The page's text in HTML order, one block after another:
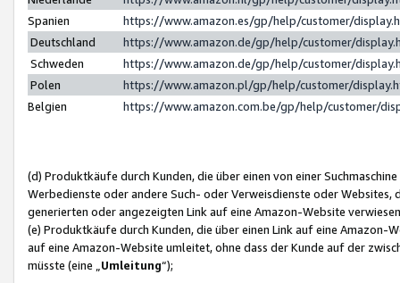
Spanien
https://www.amazon.es/gp/help/customer/
Deutschland
https://www.amazon.de/gp/help/customer/
Schweden
https://www.amazon.de/gp/help/customer/
Polen
https://www.amazon.pl/gp/help/customer/
Belgien
https://www.amazon.com.be/gp/help/customer/
(d) Produktkäufe durch Kunden, die über einen von einer
Werbedienste oder andere Such- oder Verweisdienste oder Websites,
generierten oder angezeigten Link auf eine Amazon-Website
(e) Produktkäufe durch Kunden, die über einen Link auf eine
auf eine Amazon-Website umleitet, ohne dass der Kunde auf der
müsste (eine „ Umleitung“);